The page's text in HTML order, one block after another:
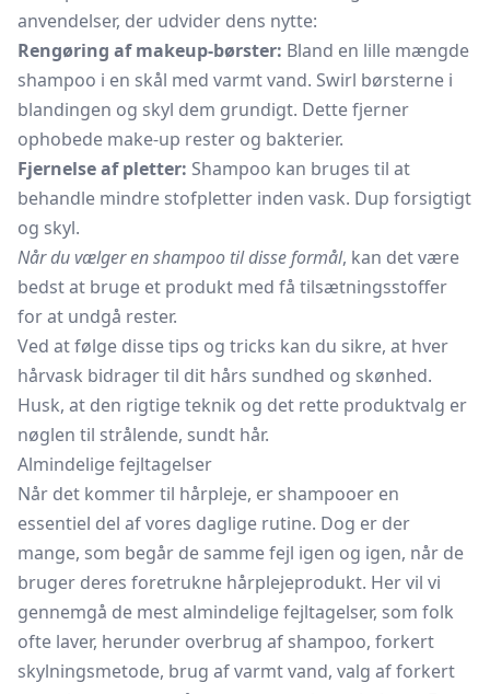
anvendelser, der udvider dens nytte:
Rengøring af makeup-børster: Bland en lille mængde
shampoo i en skål med varmt vand. Swirl børsterne i
blandingen og skyl dem grundigt. Dette fjerner
ophobede make-up rester og bakterier.
Fjernelse af pletter: Shampoo kan bruges til at
behandle mindre stofpletter inden vask. Dup forsigtigt
og skyl.
Når du vælger en shampoo til disse formål, kan det være
bedst at bruge et produkt med få tilsætningsstoffer
for at undgå rester.
Ved at følge disse tips og tricks kan du sikre, at hver
hårvask bidrager til dit hårs sundhed og skønhed.
Husk, at den rigtige teknik og det rette produktvalg er
nøglen til strålende, sundt hår.
Almindelige fejltagelser
Når det kommer til hårpleje, er shampooer en
essentiel del af vores daglige rutine. Dog er der
mange, som begår de samme fejl igen og igen, når de
bruger deres foretrukne hårplejeprodukt. Her vil vi
gennemgå de mest almindelige fejltagelser, som folk
ofte laver, herunder overbrug af shampoo, forkert
skylningsmetode, brug af varmt vand, valg af forkert